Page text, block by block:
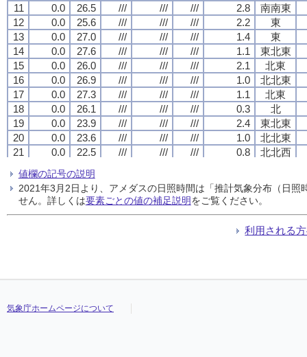
11
0.0 26.5 /// /// /// 2.8
南南東
12
0.0 25.6 /// /// /// 2.2
東
13
0.0 27.0 /// /// /// 1.4
東
14
0.0 27.6 /// /// /// 1.1
東北東
15
0.0 26.0 /// /// /// 2.1
北東
16
0.0 26.9 /// /// /// 1.0
北北東
17
0.0 27.3 /// /// /// 1.1
北東
18
0.0 26.1 /// /// /// 0.3
北
19
0.0 23.9 /// /// /// 2.4
東北東
20
0.0 23.6 /// /// /// 1.0
北北東
21
0.0 22.5 /// /// /// 0.8
北北西
23.4
23
0.0 23.3
北東
24
0.0 23.3 /// /// /// 2.0 東北東
11
0.0 26.5 /// /// /// 2.8
南南東
12
0.0 25.6 /// /// /// 2.2
東
13
0.0 27.0 /// /// /// 1.4
東
14
0.0 27.6 /// /// /// 1.1
東北東
15
0.0 26.0 /// /// /// 2.1
北東
16
0.0 26.9 /// /// /// 1.0
北北東
17
0.0 27.3 /// /// /// 1.1
北東
18
0.0 26.1 /// /// /// 0.3
北
19
0.0 23.9 /// /// /// 2.4
東北東
20
0.0 23.6 /// /// /// 1.0
北北東
21
0.0 22.5 /// /// /// 0.8
北北西
23.4
23
0.0 23.3
北東
24
0.0 23.3 /// /// /// 2.0 東北東
11
0.0 26.5 /// /// /// 2.8
南南東
12
0.0 25.6 /// /// /// 2.2
東
13
0.0 27.0 /// /// /// 1.4
東
14
0.0 27.6 /// /// /// 1.1
東北東
15
0.0 26.0 /// /// /// 2.1
北東
16
0.0 26.9 /// /// /// 1.0
北北東
17
0.0 27.3 /// /// /// 1.1
北東
18
0.0 26.1 /// /// /// 0.3
北
19
0.0 23.9 /// /// /// 2.4
東北東
20
0.0 23.6 /// /// /// 1.0
北北東
21
0.0 22.5 /// /// /// 0.8
北北西
23.4
23
0.0 23.3
北東
24
0.0 23.3 /// /// /// 2.0 東北東
11
0.0 26.5 /// /// /// 2.8
南南東
12
0.0 25.6 /// /// /// 2.2
東
13
0.0 27.0 /// /// /// 1.4
東
14
0.0 27.6 /// /// /// 1.1
東北東
15
0.0 26.0 /// /// /// 2.1
北東
16
0.0 26.9 /// /// /// 1.0
北北東
17
0.0 27.3 /// /// /// 1.1
北東
18
0.0 26.1 /// /// /// 0.3
北
19
0.0 23.9 /// /// /// 2.4
東北東
20
0.0 23.6 /// /// /// 1.0
北北東
21
0.0 22.5 /// /// /// 0.8
北北西
23.4
23
0.0 23.3
北東
24
0.0 23.3 /// /// /// 2.0 東北東
値欄の記号の説明
2021年3月2日より、アメダスの日照時間は「推計気象分布（日
せん。詳しくは要素ごとの値の補足説明をご覧ください。
利用される
気象庁ホームページについて